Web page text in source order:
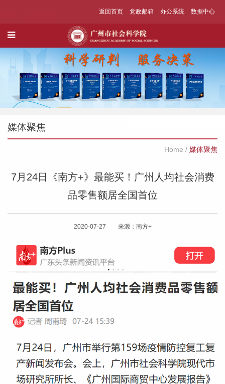
返回首页 党政邮箱 办公系统 数据中心
媒体聚焦
Home / 媒体聚焦
7月24日《南方+》最能买！广州人均社会消费
品零售额居全国首位
2020-07-27 来源：南方+